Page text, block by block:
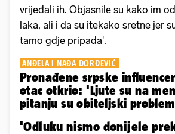
vrijeđali ih. Objasnile su kako im
laka, ali i da su itekako sretne jer
tamo gdje pripada'.
ANĐELA I NAĐA ĐORĐEVIĆ
Pronađene srpske
otac otkrio: 'Ljute su na
pitanju su obiteljski
'Odluku nismo donijele